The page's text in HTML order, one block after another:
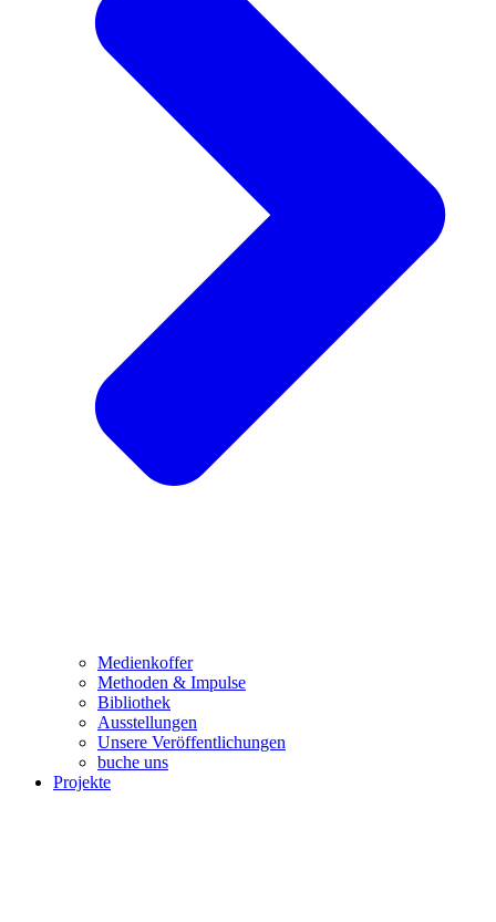
Medienkoffer
Methoden & Impulse
Bibliothek
Ausstellungen
Unsere Veröffentlichungen
buche uns
Projekte